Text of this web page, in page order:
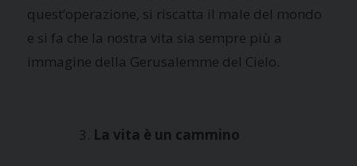
quest’operazione, si riscatta il male del mondo
e si fa che la nostra vita sia sempre più a
immagine della Gerusalemme del Cielo.
La vita è un cammino